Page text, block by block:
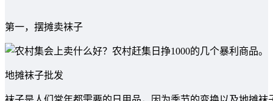
第一，摆摊卖袜子
地摊袜子批发